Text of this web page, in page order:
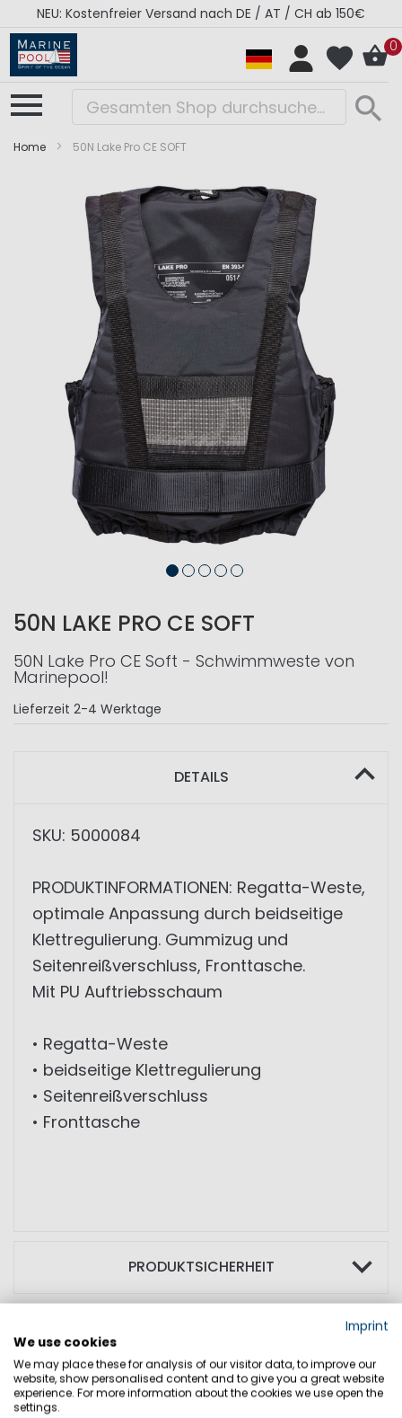
NEU: Kostenfreier Versand nach DE / AT / CH ab 150€
0
Home 50N Lake Pro CE SOFT
Bildergalerie
Bildergalerie
50N LAKE PRO CE SOFT
50N Lake Pro CE Soft - Schwimmweste von
Marinepool!
Lieferzeit 2-4 Werktage
DETAILS
SKU: 5000084
PRODUKTINFORMATIONEN: Regatta-Weste,
optimale Anpassung durch beidseitige
Klettregulierung. Gummizug und
Seitenreißverschluss, Fronttasche.
Mit PU Auftriebsschaum
• Regatta-Weste
• beidseitige Klettregulierung
• Seitenreißverschluss
• Fronttasche
PRODUKTSICHERHEIT
Imprint
We use cookies
We may place these for analysis of our visitor data, to improve our
website, show personalised content and to give you a great website
experience. For more information about the cookies we use open the
settings.